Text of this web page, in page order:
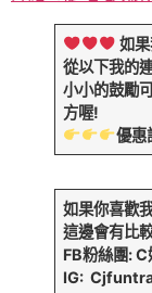
如
從以下我的
小小的鼓勵
方喔!
優惠
如果你喜歡
這邊會有比
FB粉絲團:
IG: